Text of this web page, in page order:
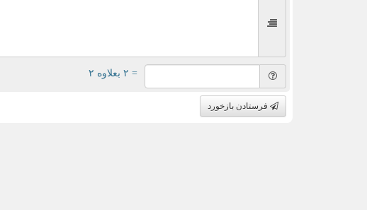
= ۲ بعلاوه ۲
فرستادن بازخورد